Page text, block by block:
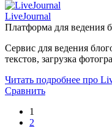
LiveJournal
Платформа для ведения
Сервис для ведения
текстов, загрузка
Читать подробнее про
Сравнить
1
2